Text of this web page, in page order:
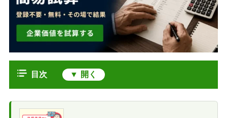
目次
WACCの計算方法と構造